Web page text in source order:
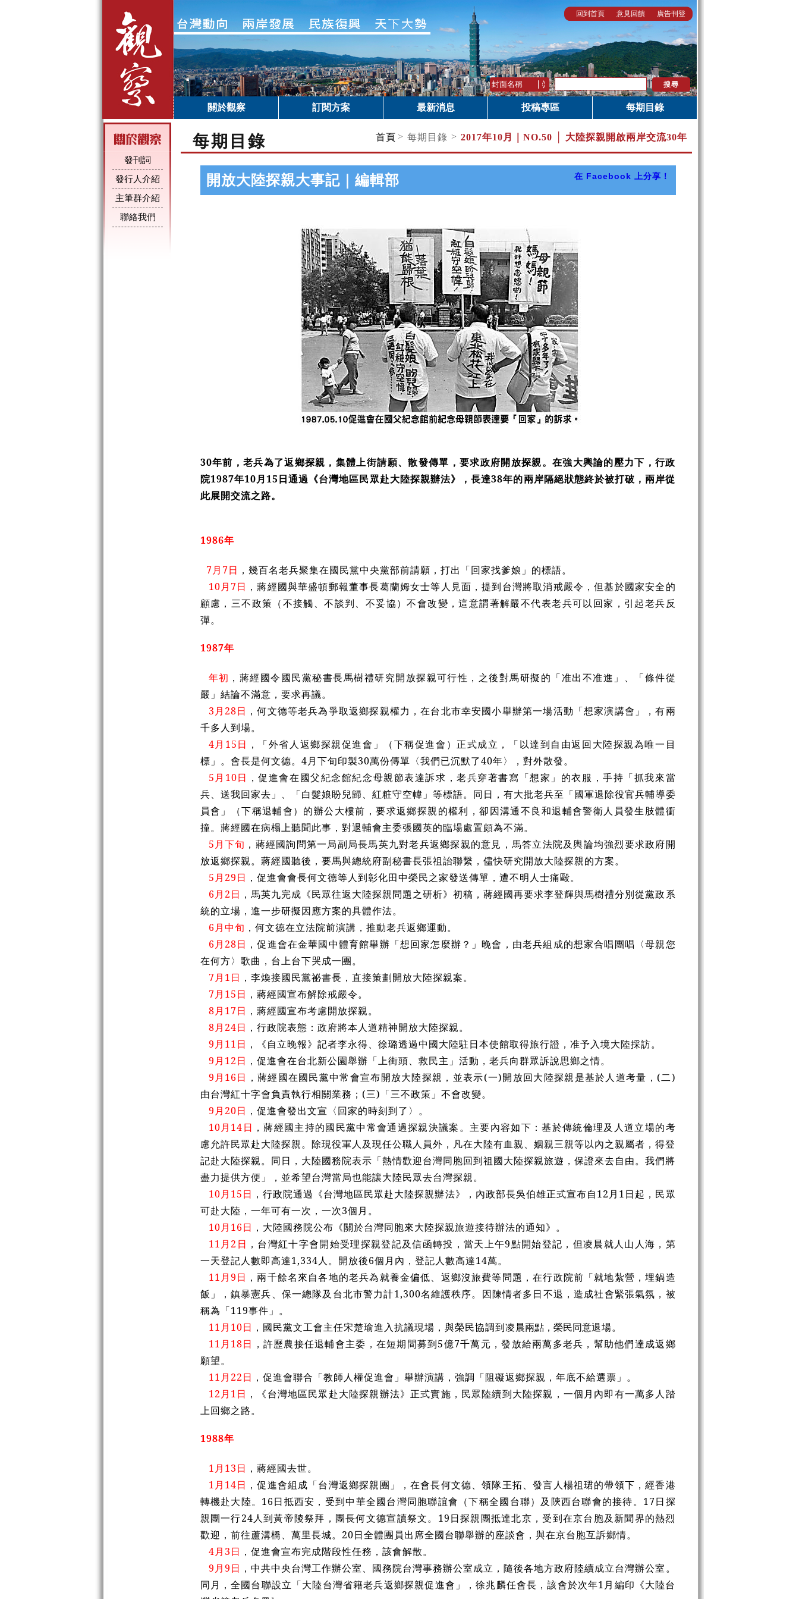
回到首頁 意見回饋 廣告刊登
關於觀察 訂閱方案 最新消息 投稿專區 每期目錄
發刊詞
發行人介紹
主筆群介紹
聯絡我們
每期目錄 首頁 > 每期目錄 > 2017年10月｜ NO.50 │ 大陸探親開啟兩岸交流30年
開放大陸探親大事記｜編輯部 在 Facebook 上分享！
30年前，老兵為了返鄉探親，集體上街請願、散發傳單，要求政府開放探親。在強大輿論的壓力下，行政
院1987年10月15日通過《台灣地區民眾赴大陸探親辦法》，長達38年的兩岸隔絕狀態終於被打破，兩岸從
此展開交流之路。
1986年
7月7日 ，幾百名老兵聚集在國民黨中央黨部前請願，打出「回家找爹娘」的標語。
10月7日 ，蔣經國與華盛頓郵報董事長葛蘭姆女士等人見面，提到台灣將取消戒嚴令，但基於國家安全的
顧慮，三不政策（不接觸、不談判、不妥協）不會改變，這意謂著解嚴不代表老兵可以回家，引起老兵反
彈。
1987年
年初 ，蔣經國令國民黨秘書長馬樹禮研究開放探親可行性，之後對馬研擬的「准出不准進」、「條件從
嚴」結論不滿意，要求再議。
3月28日 ，何文德等老兵為爭取返鄉探親權力，在台北市幸安國小舉辦第一場活動「想家演講會」，有兩
千多人到場。
4月15日 ，「外省人返鄉探親促進會」（下稱促進會）正式成立，「以達到自由返回大陸探親為唯一目
標」。會長是何文德。4月下旬印製30萬份傳單〈我們已沉默了40年〉，對外散發。
5月10日 ，促進會在國父紀念館紀念母親節表達訴求，老兵穿著書寫「想家」的衣服，手持「抓我來當
兵、送我回家去」、「白髮娘盼兒歸、紅粧守空幃」等標語。同日，有大批老兵至「國軍退除役官兵輔導委
員會」（下稱退輔會）的辦公大樓前，要求返鄉探親的權利，卻因溝通不良和退輔會警衛人員發生肢體衝
撞。蔣經國在病榻上聽聞此事，對退輔會主委張國英的臨場處置頗為不滿。
5月下旬 ，蔣經國詢問第一局副局長馬英九對老兵返鄉探親的意見，馬答立法院及輿論均強烈要求政府開
放返鄉探親。蔣經國聽後，要馬與總統府副秘書長張祖詒聯繫，儘快研究開放大陸探親的方案。
5月29日 ，促進會會長何文德等人到彰化田中榮民之家發送傳單，遭不明人士痛毆。
6月2日 ，馬英九完成《民眾往返大陸探親問題之研析》初稿，蔣經國再要求李登輝與馬樹禮分別從黨政系
統的立場，進一步研擬因應方案的具體作法。
6月中旬 ，何文德在立法院前演講，推動老兵返鄉運動。
6月28日 ，促進會在金華國中體育館舉辦「想回家怎麼辦？」晚會，由老兵組成的想家合唱團唱〈母親您
在何方〉歌曲，台上台下哭成一團。
7月1日 ，李煥接國民黨祕書長，直接策劃開放大陸探親案。
7月15日 ，蔣經國宣布解除戒嚴令。
8月17日 ，蔣經國宣布考慮開放探親。
8月24日 ，行政院表態：政府將本人道精神開放大陸探親。
9月11日 ，《自立晚報》記者李永得、徐璐透過中國大陸駐日本使館取得旅行證，准予入境大陸採訪。
9月12日 ，促進會在台北新公園舉辦「上街頭、救民主」活動，老兵向群眾訴說思鄉之情。
9月16日 ，蔣經國在國民黨中常會宣布開放大陸探親，並表示(一)開放回大陸探親是基於人道考量，(二)
由台灣紅十字會負責執行相關業務；(三)「三不政策」不會改變。
9月20日 ，促進會發出文宣〈回家的時刻到了〉。
10月14日 ，蔣經國主持的國民黨中常會通過探親決議案。主要內容如下：基於傳統倫理及人道立場的考
慮允許民眾赴大陸探親。除現役軍人及現任公職人員外，凡在大陸有血親、姻親三親等以內之親屬者，得登
記赴大陸探親。同日，大陸國務院表示「熱情歡迎台灣同胞回到祖國大陸探親旅遊，保證來去自由。我們將
盡力提供方便」，並希望台灣當局也能讓大陸民眾去台灣探親。
10月15日 ，行政院通過《台灣地區民眾赴大陸探親辦法》，內政部長吳伯雄正式宣布自12月1日起，民眾
可赴大陸，一年可有一次，一次3個月。
10月16日 ，大陸國務院公布《關於台灣同胞來大陸探親旅遊接待辦法的通知》。
11月2日 ，台灣紅十字會開始受理探親登記及信函轉投，當天上午9點開始登記，但凌晨就人山人海，第
一天登記人數即高達1,334人。開放後6個月內，登記人數高達14萬。
11月9日 ，兩千餘名來自各地的老兵為就養金偏低、返鄉沒旅費等問題，在行政院前「就地紮營，埋鍋造
飯」，鎮暴憲兵、保一總隊及台北市警力計1,300名維護秩序。因陳情者多日不退，造成社會緊張氣氛，被
稱為「119事件」。
11月10日 ，國民黨文工會主任宋楚瑜進入抗議現場，與榮民協調到凌晨兩點，榮民同意退場。
11月18日 ，許歷農接任退輔會主委，在短期間募到5億7千萬元，發放給兩萬多老兵，幫助他們達成返鄉
願望。
11月22日 ，促進會聯合「教師人權促進會」舉辦演講，強調「阻礙返鄉探親，年底不給選票」。
12月1日 ，《台灣地區民眾赴大陸探親辦法》正式實施，民眾陸續到大陸探親，一個月內即有一萬多人踏
上回鄉之路。
1988年
1月13日 ，蔣經國去世。
1月14日 ，促進會組成「台灣返鄉探親團」，在會長何文德、領隊王拓、發言人楊祖珺的帶領下，經香港
轉機赴大陸。 16日抵西安，受到中華全國台灣同胞聯誼會（下稱全國台聯）及陝西台聯會的接待。17日探
親團一行24人到黃帝陵祭拜，團長何文德宣讀祭文。19日探親團抵達北京，受到在京台胞及新聞界的熱烈
歡迎，前往蘆溝橋、萬里長城。20日全體團員出席全國台聯舉辦的座談會，與在京台胞互訴鄉情。
4月3日 ，促進會宣布完成階段性任務，該會解散。
9月9日 ，中共中央台灣工作辦公室、國務院台灣事務辦公室成立，隨後各地方政府陸續成立台灣辦公室。
同月，全國台聯設立「大陸台灣省籍老兵返鄉探親促進會」，徐兆麟任會長，該會於次年1月編印《大陸台